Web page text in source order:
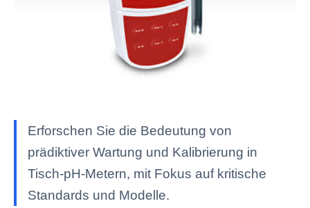
Erforschen Sie die Bedeutung von
prädiktiver Wartung und Kalibrierung in
Tisch-pH-Metern, mit Fokus auf kritische
Standards und Modelle.